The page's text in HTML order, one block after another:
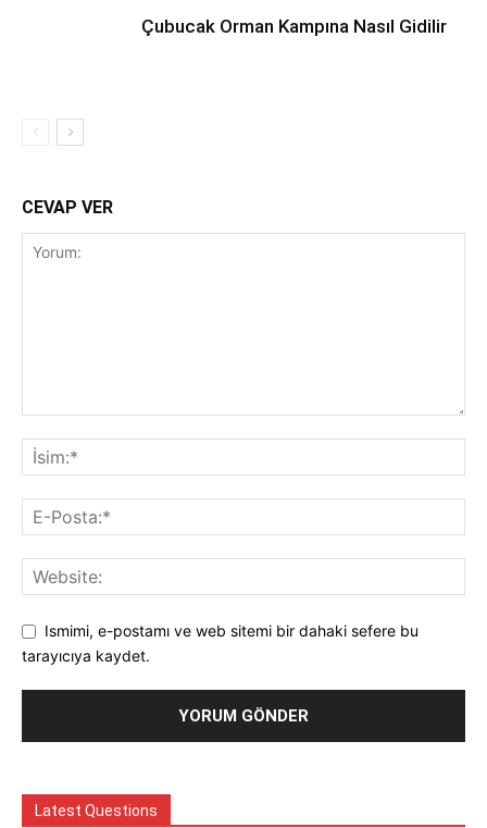
Çubucak Orman Kampına Nasıl Gidilir
CEVAP VER
Ismimi, e-postamı ve web sitemi bir dahaki sefere bu
tarayıcıya kaydet.
Latest Questions